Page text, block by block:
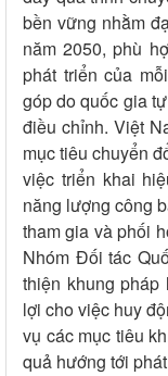
bền vững nhằm
năm 2050, phù
phát triển của
góp do quốc gia
điều chỉnh. Việt
mục tiêu chuyển
việc triển khai
năng lượng công
tham gia và phối
Nhóm Đối tác
thiện khung pháp
lợi cho việc huy
vụ các mục tiêu
quả hướng tới